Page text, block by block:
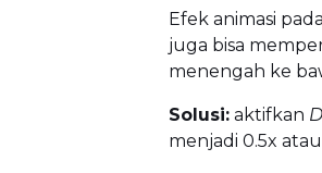
Efek animasi
juga bisa
menengah ke
Solusi: aktifkan
menjadi 0.5x